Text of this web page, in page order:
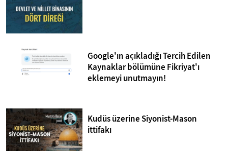
Google'ın açıkladığı Tercih Edilen
Kaynaklar bölümüne Fikriyat'ı
eklemeyi unutmayın!
Kudüs üzerine Siyonist-Mason
ittifakı